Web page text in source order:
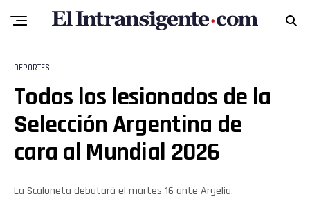
DEPORTES
Todos los lesionados de la
Selección Argentina de
cara al Mundial 2026
La Scaloneta debutará el martes 16 ante Argelia.